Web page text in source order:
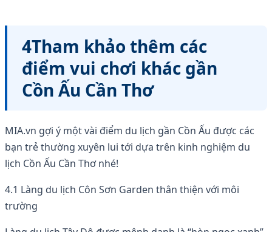
4Tham khảo thêm các
điểm vui chơi khác gần
Cồn Ấu Cần Thơ
MIA.vn gợi ý một vài điểm du lịch gần Cồn Ấu được các
bạn trẻ thường xuyên lui tới dựa trên kinh nghiệm du
lịch Cồn Ấu Cần Thơ nhé!
4.1 Làng du lịch Côn Sơn Garden thân thiện với môi
trường